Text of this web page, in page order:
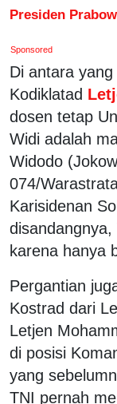
Presiden
Sponsored
Di antara
Kodiklatad
dosen tetap
Widi adalah
Widodo
074/
Karisidenan
karena hanya
Pergantian
Kostrad dari
Letjen
di posisi
yang
TNI pernah